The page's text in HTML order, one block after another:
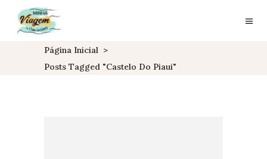
Página Inicial >
Posts Tagged "castelo Do Piaui"